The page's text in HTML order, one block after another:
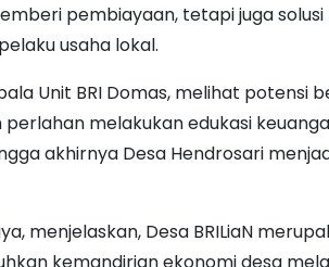
pembiayaan, tetapi juga
usaha lokal.
Unit BRI Domas, melihat potensi
melakukan edukasi
akhirnya Desa Hendrosari
menjelaskan, Desa BRILiaN
kemandirian ekonomi desa